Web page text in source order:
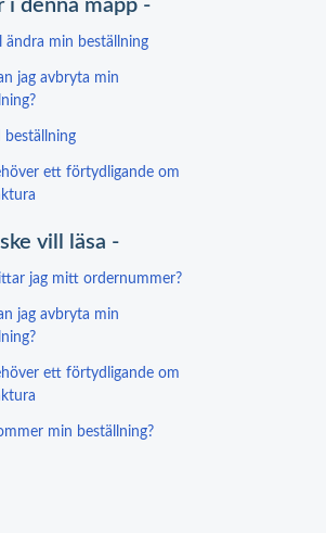
i denna mapp -
ändra min beställning
jag avbryta min
beställning
ett förtydligande om
vill läsa -
jag mitt ordernummer?
jag avbryta min
ett förtydligande om
min beställning?